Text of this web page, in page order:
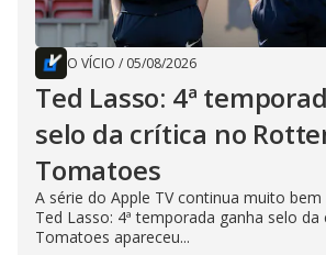
O VÍCIO / 05/08/2026
Ted Lasso: 4ª
selo da crítica no
Tomatoes
A série do Apple TV continua muito
Ted Lasso: 4ª temporada ganha selo
Tomatoes apareceu...